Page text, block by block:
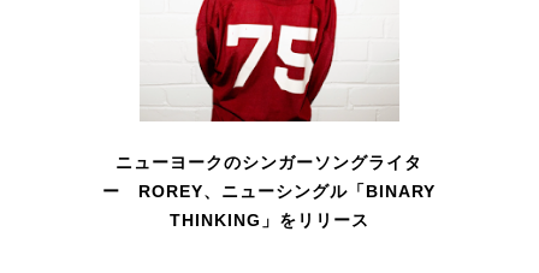
ニューヨークのシンガーソングライタ
ー ROREY、ニューシングル「BINARY
THINKING」をリリース